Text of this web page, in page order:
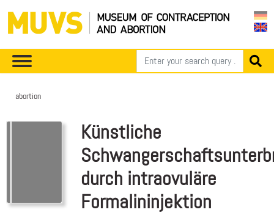
abortion
Künstliche
durch intraovuläre
Formalininjektion